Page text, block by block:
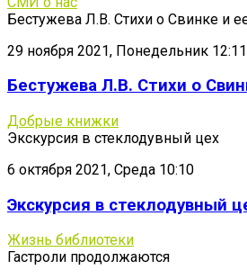
Бестужева Л.В. Стихи о Свинке и
29 ноября 2021, Понедельник 12:11
Бестужева Л.В. Стихи о
Добрые книжки
Экскурсия в стеклодувный цех
6 октября 2021, Среда 10:10
Экскурсия в стеклодувный
Жизнь библиотеки
Гастроли продолжаются